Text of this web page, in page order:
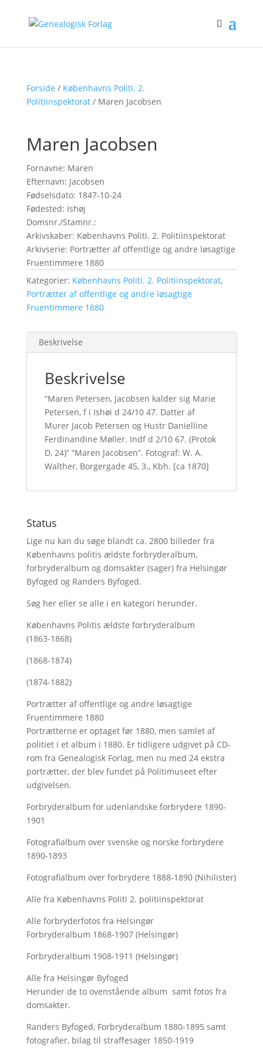
Forside / Københavns Politi. 2.
Politiinspektorat/ Maren Jacobsen
Maren Jacobsen
Fornavne: Maren
Efternavn: Jacobsen
Fødselsdato: 1847-10-24
Fødested: Ishøj
Domsnr./Stamnr.:
Arkivskaber: Københavns Politi. 2. Politiinspektorat
Arkivserie: Portrætter af offentlige og andre løsagtige
Fruentimmere 1880
Kategorier: Københavns Politi. 2. Politiinspektorat,
Portrætter af offentlige og andre løsagtige
Fruentimmere 1880
Beskrivelse
Beskrivelse
“Maren Petersen, Jacobsen kalder sig Marie
Petersen, f i Ishøi d 24/10 47. Datter af
Murer Jacob Petersen og Hustr Danielline
Ferdinandine Møller. Indf d 2/10 67. (Protok
D, 24)” “Maren Jacobsen”. Fotograf: W. A.
Walther, Borgergade 45, 3., Kbh. [ca 1870]
Status
Lige nu kan du søge blandt ca. 2800 billeder fra
Københavns politis ældste forbryderalbum,
forbryderalbum og domsakter (sager) fra Helsingør
Byfoged og Randers Byfoged.
Søg hereller se alle i en kategori herunder.
Københavns Politis ældste forbryderalbum
(1863-1868)
(1868-1874)
(1874-1882)
Portrætter af offentlige og andre løsagtige
Fruentimmere 1880
Portrætterne er optaget før 1880, men samlet af
politiet i et album i 1880. Er tidligere udgivet på CD-
rom fra Genealogisk Forlag, men nu med 24 ekstra
portrætter, der blev fundet på Politimuseet efter
udgivelsen.
Forbryderalbum for udenlandske forbrydere 1890-
1901
Fotografialbum over svenske og norske forbrydere
1890-1893
Fotografialbum over forbrydere 1888-1890 (Nihilister)
Alle fra Københavns Politi 2. politiinspektorat
Alle forbryderfotos fra Helsingør
Forbryderalbum 1868-1907 (Helsingør)
Forbryderalbum 1908-1911 (Helsingør)
Alle fra Helsingør Byfoged
Herunder de to ovenstående album samt fotos fra
domsakter.
Randers Byfoged, Forbryderalbum 1880-1895 samt
fotografier, bilag til straffesager 1850-1919